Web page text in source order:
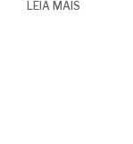
LEIA MAIS